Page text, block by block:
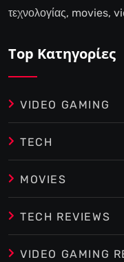
τεχνολογίας, movies,
Top Κατηγορίες
VIDEO GAMING
TECH
MOVIES
TECH REVIEWS
VIDEO GAMING